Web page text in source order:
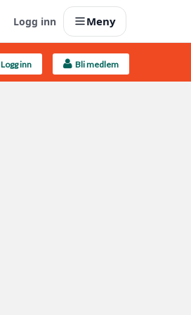
Logg inn Meny
Logg inn Bli medlem